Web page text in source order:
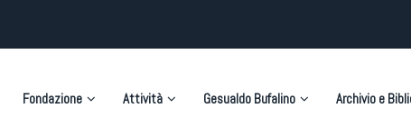
Fondazione Attività Gesualdo Bufalino Archivio e